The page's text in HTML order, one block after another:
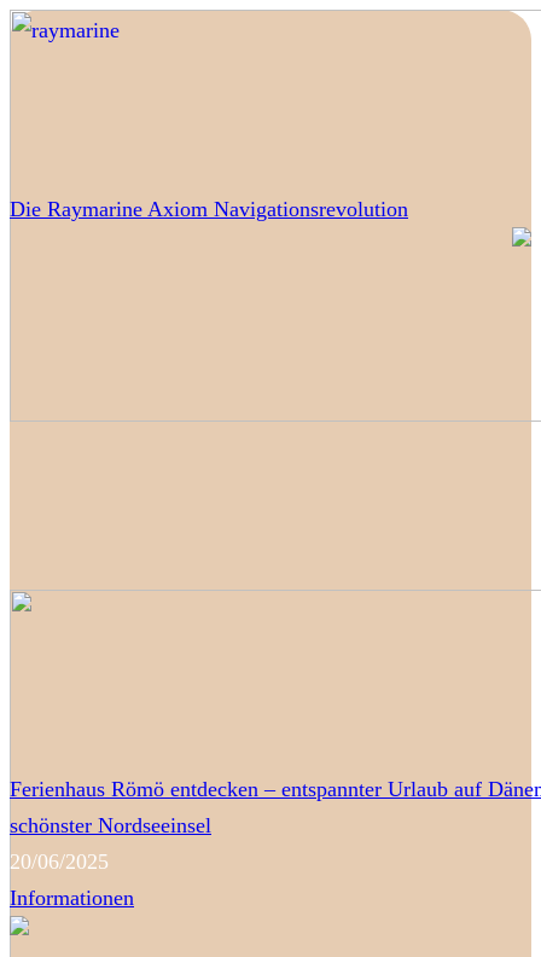
Die Raymarine Axiom Navigationsrevolution
Ferienhaus Römö entdecken – entspannter Urlaub auf
schönster Nordseeinsel
20/06/2025
Informationen